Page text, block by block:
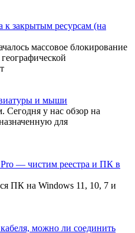
к закрытым ресурсам (на
массовое блокирование
и мыши
у нас обзор на
для
— чистим реестра и ПК в
ПК на Windows 11, 10, 7 и
можно ли соединить